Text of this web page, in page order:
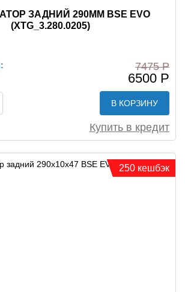
ЗАДНИЙ 290MM BSE EVO
(XTG_3.280.0205)
7475 Р
6500 Р
В КОРЗИНУ
Купить в кредит
250 кешбэк